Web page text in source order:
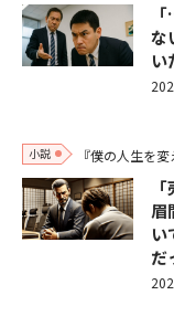
な
い
小説 『僕の人生を
眉
い
だ